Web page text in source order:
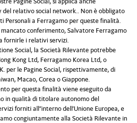
del relativo social network.. Non è obbligato
Personali a Ferragamo per queste finalità.
conferimento, Salvatore Ferragamo
fornirle i relativi servizi.
Social, la Società Rilevante potrebbe
Kong Ltd, Ferragamo Korea Ltd, o
per le Pagine Social, rispettivamente, di
Macao, Corea o Giappone.
per questa finalità viene eseguito da
in qualità di titolare autonomo del
forniti all’’interno dell’Unione Europea, e
congiuntamente alla Società Rilevante in